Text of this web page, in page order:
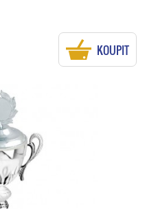
KOUPIT